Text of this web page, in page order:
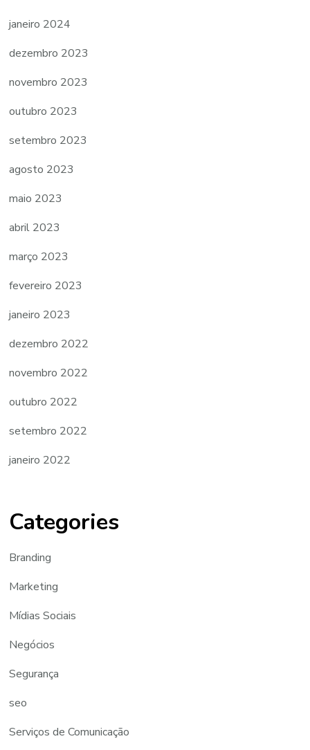
janeiro 2024
dezembro 2023
novembro 2023
outubro 2023
setembro 2023
agosto 2023
maio 2023
abril 2023
março 2023
fevereiro 2023
janeiro 2023
dezembro 2022
novembro 2022
outubro 2022
setembro 2022
janeiro 2022
Categories
Branding
Marketing
Mídias Sociais
Negócios
Segurança
seo
Serviços de Comunicação